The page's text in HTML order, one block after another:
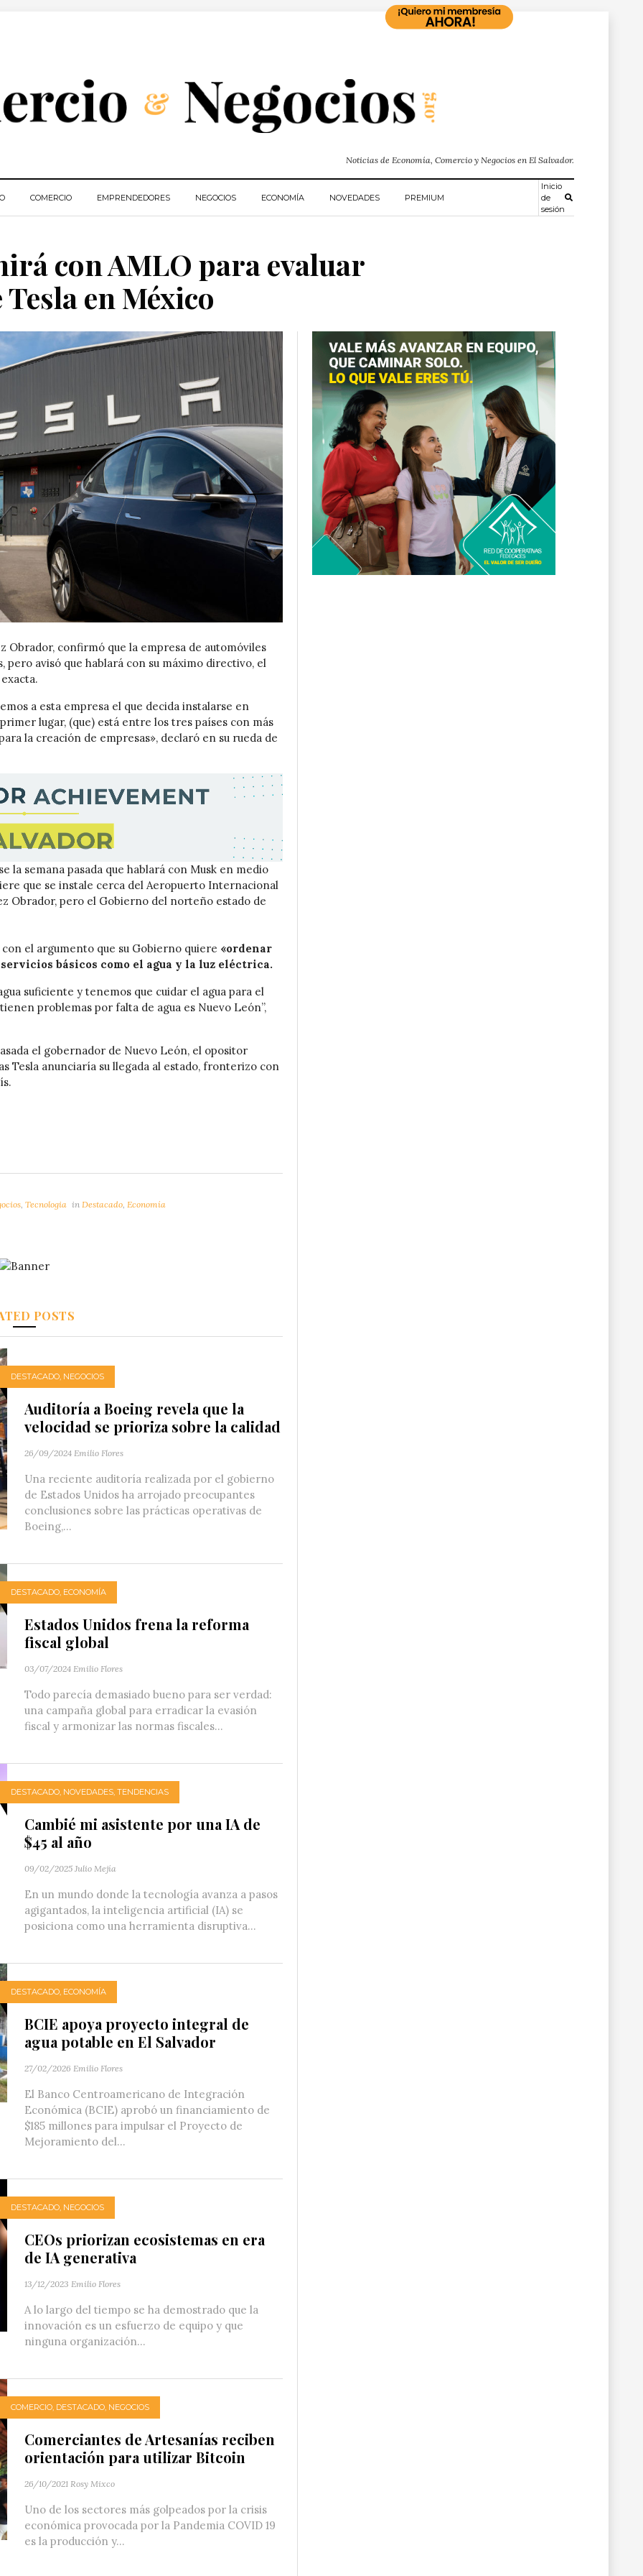
Noticias de Economía, Comercio y Negocios en El Salvador.
COMERCIO EMPRENDEDORES NEGOCIOS ECONOMÍA NOVEDADES PREMIUM
Inicio
de
sesión
con AMLO para evaluar
en México
Obrador, confirmó que la empresa de automóviles
avisó que hablará con su máximo directivo, el
a esta empresa el que decida instalarse en
lugar, (que) está entre los tres países con más
la creación de empresas», declaró en su rueda de
semana pasada que hablará con Musk en medio
que se instale cerca del Aeropuerto Internacional
Obrador, pero el Gobierno del norteño estado de
el argumento que su Gobierno quiere «ordenar
básicos como el agua y la luz eléctrica.
suficiente y tenemos que cuidar el agua para el
problemas por falta de agua es Nuevo León”,
el gobernador de Nuevo León, el opositor
Tesla anunciaría su llegada al estado, fronterizo con
, Tecnologia in Destacado, Economía
POSTS
DESTACADO, NEGOCIOS
Auditoría a Boeing revela que la
velocidad se prioriza sobre la calidad
26/09/2024 Emilio Flores
Una reciente auditoría realizada por el gobierno
de Estados Unidos ha arrojado preocupantes
conclusiones sobre las prácticas operativas de
Boeing,...
DESTACADO, ECONOMÍA
Estados Unidos frena la reforma
fiscal global
03/07/2024 Emilio Flores
Todo parecía demasiado bueno para ser verdad:
una campaña global para erradicar la evasión
fiscal y armonizar las normas fiscales...
DESTACADO, NOVEDADES, TENDENCIAS
Cambié mi asistente por una IA de
$45 al año
09/02/2025 Julio Mejía
En un mundo donde la tecnología avanza a pasos
agigantados, la inteligencia artificial (IA) se
posiciona como una herramienta disruptiva...
DESTACADO, ECONOMÍA
BCIE apoya proyecto integral de
agua potable en El Salvador
27/02/2026 Emilio Flores
El Banco Centroamericano de Integración
Económica (BCIE) aprobó un financiamiento de
$185 millones para impulsar el Proyecto de
Mejoramiento del...
DESTACADO, NEGOCIOS
CEOs priorizan ecosistemas en era
de IA generativa
13/12/2023 Emilio Flores
A lo largo del tiempo se ha demostrado que la
innovación es un esfuerzo de equipo y que
ninguna organización...
COMERCIO, DESTACADO, NEGOCIOS
Comerciantes de Artesanías reciben
orientación para utilizar Bitcoin
26/10/2021 Rosy Mixco
Uno de los sectores más golpeados por la crisis
económica provocada por la Pandemia COVID 19
es la producción y...